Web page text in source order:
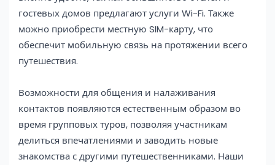
гостевых домов предлагают услуги Wi-Fi. Также
можно приобрести местную SIM-карту, что
обеспечит мобильную связь на протяжении всего
путешествия.
Возможности для общения и налаживания
контактов появляются естественным образом во
время групповых туров, позволяя участникам
делиться впечатлениями и заводить новые
знакомства с другими путешественниками. Наши